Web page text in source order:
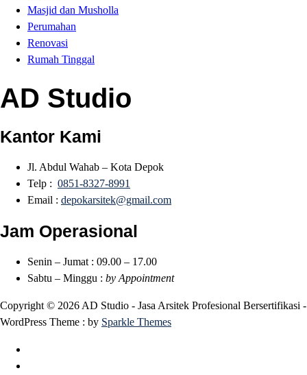
Masjid dan Musholla
Perumahan
Renovasi
Rumah Tinggal
AD Studio
Kantor Kami
Jl. Abdul Wahab – Kota Depok
Telp : 0851-8327-8991
Email : depokarsitek@gmail.com
Jam Operasional
Senin – Jumat : 09.00 – 17.00
Sabtu – Minggu : by Appointment
Copyright © 2026 AD Studio - Jasa Arsitek Profesional Bersertifikasi -
WordPress Theme : by Sparkle Themes